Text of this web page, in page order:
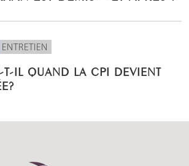
ENTRETIEN
T-IL QUAND LA CPI DEVIENT